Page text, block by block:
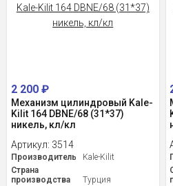
2 200 ₽
Механизм цилиндровый Kale-
Kilit 164 DBNE/68 (31*37)
никель, кл/кл
Артикул: 3514
Производитель
Kale-Kilit
Страна
производства
Турция